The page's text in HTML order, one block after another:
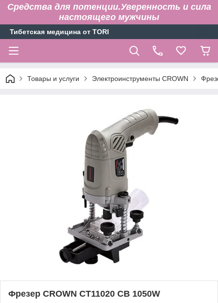
Средства для потенции.Уверенность и сила
настоящего мужчины
Тибетская медицина от TORI
Товары и услуги Электроинструменты CROWN
Фрезер CROWN CT11020 CB 1050W